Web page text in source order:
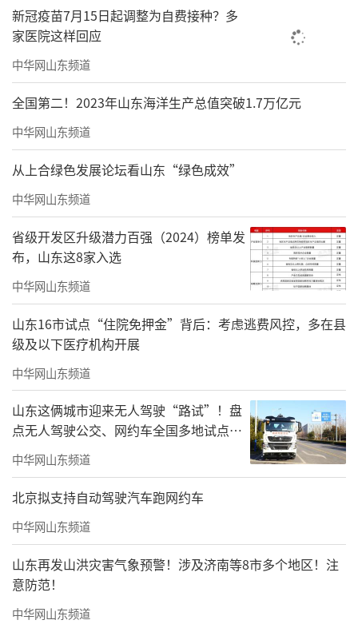
新冠疫苗7月15日起调整为自费接种？多
家医院这样回应
中华网山东频道
全国第二！2023年山东海洋生产总值突破1.7万亿元
中华网山东频道
从上合绿色发展论坛看山东“绿色成效”
中华网山东频道
省级开发区升级潜力百强（2024）榜单发
布，山东这8家入选
中华网山东频道
山东16市试点“住院免押金”背后：考虑逃费风控，多在县
级及以下医疗机构开展
中华网山东频道
山东这俩城市迎来无人驾驶“路试”！盘
点无人驾驶公交、网约车全国多地试点之
路
中华网山东频道
北京拟支持自动驾驶汽车跑网约车
中华网山东频道
山东再发山洪灾害气象预警！涉及济南等8市多个地区！注
意防范！
中华网山东频道